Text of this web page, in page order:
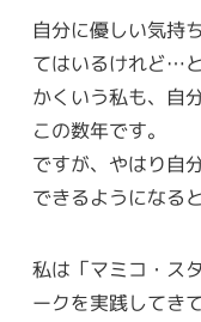
自分に優しい気持
てはいるけれど…
かくいう私も、自
この数年です。
ですが、やはり自
できるようになる
私は「マミコ・ス
ークを実践してき